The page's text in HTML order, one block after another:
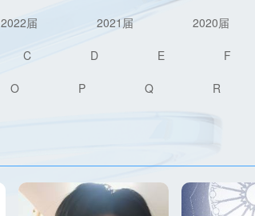
2022届 2021届 2020届
C D E F
O P Q R